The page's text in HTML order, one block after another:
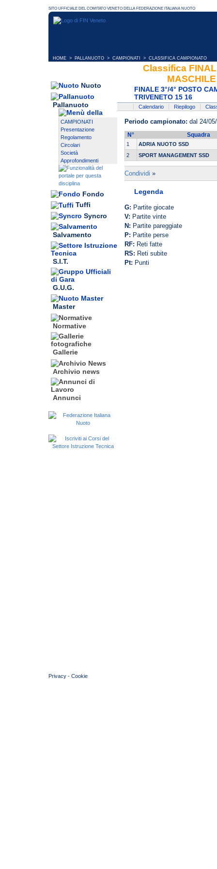
HOME > PALLANUOTO > CAMPIONATI > CLASSIFICA CAMPIONATO
Nuoto
Pallanuoto
CAMPIONATI
Presentazione
Regolamento
Circolari
Società
Approfondimenti
Fondo
Tuffi
Syncro
Salvamento
S.I.T.
G.U.G.
Master
Normative
Gallerie
Archivio news
Annunci
Classifica
FINALE 3°/4° POSTO
TRIVENETO 15 16
Calendario Riepilogo
Periodo campionato: dal 24/
N° Squadra
1
ADRIA NUOTO SSD
2
SPORT MANAGEMENT SSD
Condividi »
Legenda
G: Partite giocate
V: Partite vinte
N: Partite pareggiate
P: Partite perse
RF: Reti fatte
RS: Reti subite
Pt: Punti
Privacy - Cookie